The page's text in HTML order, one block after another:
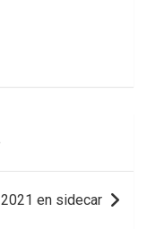
en sidecar